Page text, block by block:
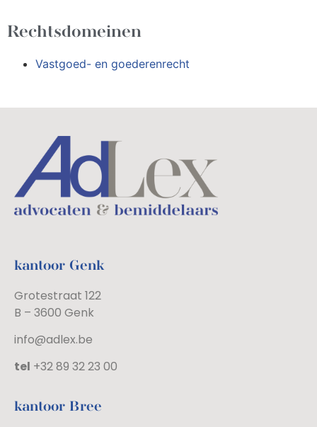
Rechtsdomeinen
Vastgoed- en goederenrecht
kantoor Genk
Grotestraat 122
B – 3600 Genk
info@adlex.be
tel +32 89 32 23 00
kantoor Bree